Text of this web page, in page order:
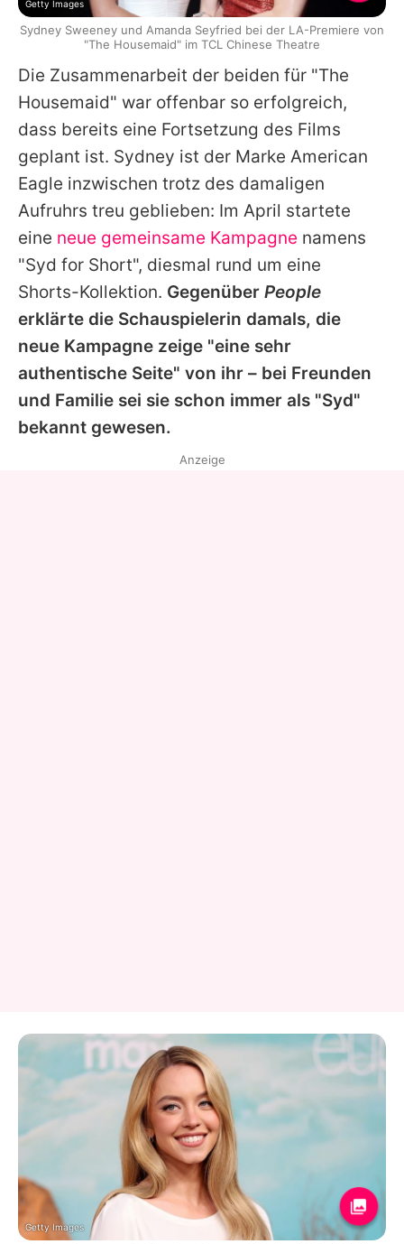
Die Zusammenarbeit der beiden für "The
Housemaid" war offenbar so erfolgreich,
dass bereits eine Fortsetzung des Films
geplant ist. Sydney ist der Marke American
Eagle inzwischen trotz des damaligen
Aufruhrs treu geblieben: Im April startete
eine neue gemeinsame Kampagne namens
"Syd for Short", diesmal rund um eine
Shorts-Kollektion. Gegenüber People
erklärte die Schauspielerin damals, die
neue Kampagne zeige "eine sehr
authentische Seite" von ihr – bei Freunden
und Familie sei sie schon immer als "Syd"
bekannt gewesen.
Getty Images
Sydney Sweeney und Amanda Seyfried bei der LA-Premiere von
"The Housemaid" im TCL Chinese Theatre
Anzeige
Getty Images